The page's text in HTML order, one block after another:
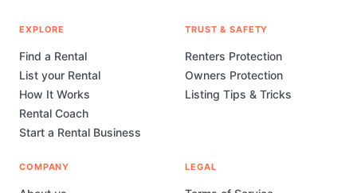
EXPLORE
Find a Rental
List your Rental
How It Works
Rental Coach
Start a Rental Business
TRUST & SAFETY
Renters Protection
Owners Protection
Listing Tips & Tricks
COMPANY LEGAL